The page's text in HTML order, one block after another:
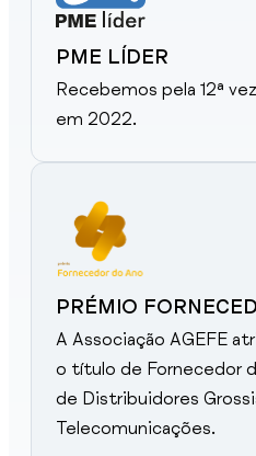
PME LÍDER
Recebemos pela 12ª
em 2022.
PRÉMIO
A Associação AGEFE
o título de Fornecedor
de Distribuidores
Telecomunicações.